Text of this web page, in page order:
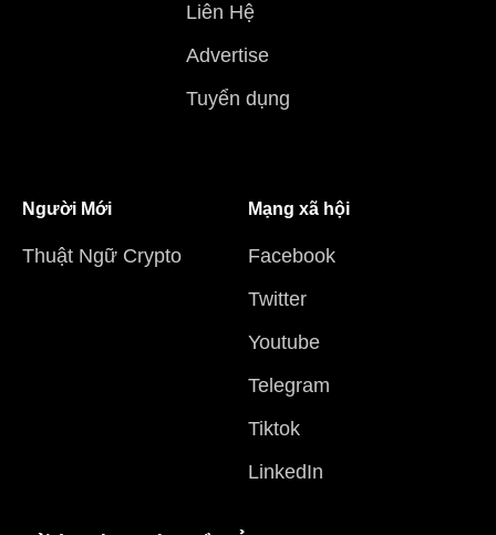
Liên Hệ
Advertise
Tuyển dụng
Người Mới
Thuật Ngữ Crypto
Mạng xã hội
Facebook
Twitter
Youtube
Telegram
Tiktok
LinkedIn